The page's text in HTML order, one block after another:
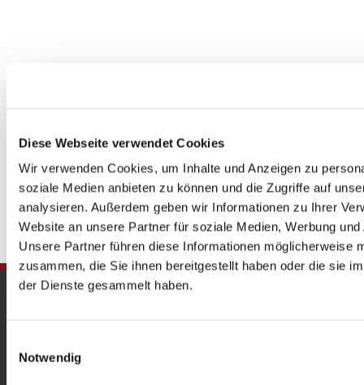
Diese Webseite verwendet Cookies
Wir verwenden Cookies, um Inhalte und Anzeigen zu
soziale Medien anbieten zu können und die Zugriffe auf
analysieren. Außerdem geben wir Informationen zu Ihrer
Website an unsere Partner für soziale Medien, Werbung
Unsere Partner führen diese Informationen möglicherweise
zusammen, die Sie ihnen bereitgestellt haben oder die sie
der Dienste gesammelt haben.
Notwendig
Heckerdamm 230, 13627 Berlin |